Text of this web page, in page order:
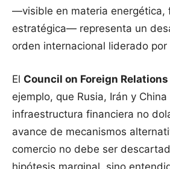
—visible en materia energética,
estratégica— representa un
orden internacional liderado
El Council on Foreign Relations
ejemplo, que Rusia, Irán y
infraestructura financiera no
avance de mecanismos
comercio no debe ser
hipótesis marginal, sino